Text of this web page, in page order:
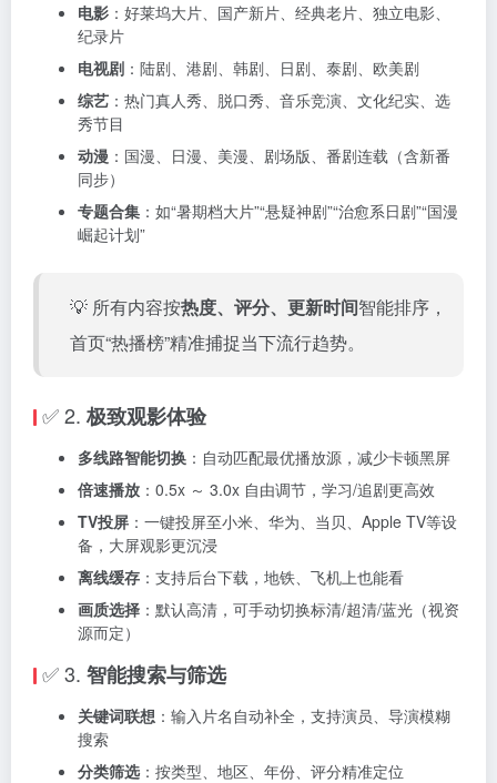
电影 ：好莱坞大片、国产新片、经典老片、独立电影、
纪录片
电视剧 ：陆剧、港剧、韩剧、日剧、泰剧、欧美剧
综艺 ：热门真人秀、脱口秀、音乐竞演、文化纪实、选
秀节目
动漫 ：国漫、日漫、美漫、剧场版、番剧连载（含新番
同步）
专题合集 ：如“暑期档大片”“悬疑神剧”“治愈系日剧”“国漫
崛起计划”
💡 所有内容按热度、评分、更新时间智能排序，
首页“热播榜”精准捕捉当下流行趋势。
✅ 2. 极致观影体验
多线路智能切换 ：自动匹配最优播放源，减少卡顿黑屏
倍速播放 ：0.5x ～ 3.0x 自由调节，学习/追剧更高效
TV投屏 ：一键投屏至小米、华为、当贝、Apple TV等设
备，大屏观影更沉浸
离线缓存 ：支持后台下载，地铁、飞机上也能看
画质选择 ：默认高清，可手动切换标清/超清/蓝光（视资
源而定）
✅ 3. 智能搜索与筛选
关键词联想 ：输入片名自动补全，支持演员、导演模糊
搜索
分类筛选：按类型、地区、年份、评分精准定位